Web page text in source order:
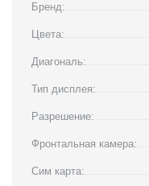
Бренд:
Цвета:
Диагональ:
Тип дисплея:
Разрешение:
Фронтальная камера:
Сим карта: